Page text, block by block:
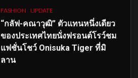
FASHION UPDATE
“กลัฟ-คณาวุฒิ” ตัวแทนหนึ่งเดียว
ของประเทศไทยนั่งฟรอนต์โรว์ชม
แฟชั่นโชว์ Onisuka Tiger ที่มิ
ลาน